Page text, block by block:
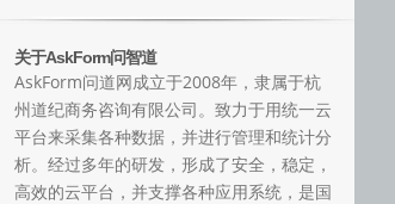
关于AskForm问智道
AskForm问道网成立于2008年，隶属于杭
州道纪商务咨询有限公司。致力于用统一云
平台来采集各种数据，并进行管理和统计分
析。 经过多年的研发，形成了安全，稳定，
高效的云平台，并支撑各种应用系统，是国